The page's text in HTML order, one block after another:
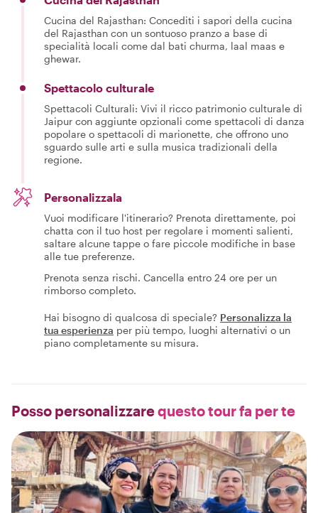
Cucina del Rajasthan: Concediti i sapori della cucina
del Rajasthan con un sontuoso pranzo a base di
specialità locali come dal bati churma, laal maas e
ghewar.
Spettacolo culturale
Spettacoli Culturali: Vivi il ricco patrimonio culturale di
Jaipur con aggiunte opzionali come spettacoli di danza
popolare o spettacoli di marionette, che offrono uno
sguardo sulle arti e sulla musica tradizionali della
regione.
Personalizzala
Vuoi modificare l'itinerario? Prenota direttamente, poi
chatta con il tuo host per regolare i momenti salienti,
saltare alcune tappe o fare piccole modifiche in base
alle tue preferenze.
Prenota senza rischi. Cancella entro 24 ore per un
rimborso completo.
Hai bisogno di qualcosa di speciale? Personalizza la
tua esperienza per più tempo, luoghi alternativi o un
piano completamente su misura.
Posso personalizzarequesto tour fa per te